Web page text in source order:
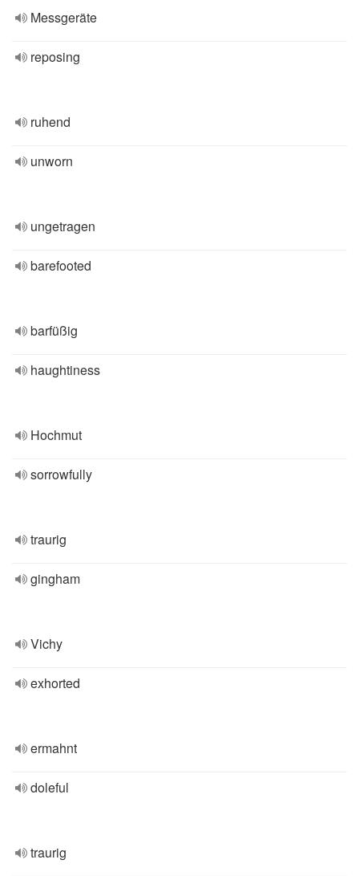
Messgeräte
reposing
ruhend
unworn
ungetragen
barefooted
barfüßig
haughtiness
Hochmut
sorrowfully
traurig
gingham
Vichy
exhorted
ermahnt
doleful
traurig